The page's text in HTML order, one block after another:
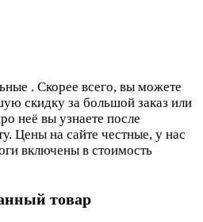
. Скорее всего, вы можете
скидку за большой заказ или
неё вы узнаете после
Цены на сайте честные, у нас
включены в стоимость
товар